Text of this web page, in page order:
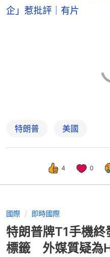
企」惹批評｜有片
特朗普 美國
4 0
國際 即時國際
特朗普牌T1手機
標籤 外媒質疑為